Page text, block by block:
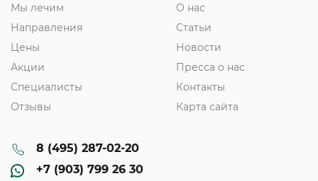
Мы лечим
Направления
Цены
Акции
Специалисты
Отзывы
О нас
Статьи
Новости
Пресса о нас
Контакты
Карта сайта
8 (495) 287-02-20
+7 (903) 799 26 30